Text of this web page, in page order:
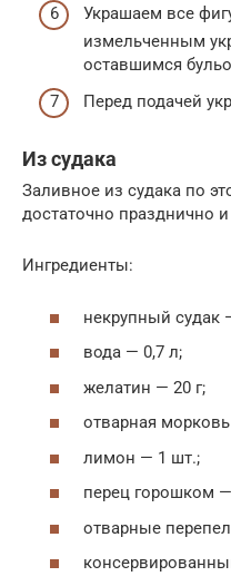
Украшаем все
измельченным
оставшимся
Перед подачей
Из судака
Заливное из судака по
достаточно празднично
Ингредиенты:
некрупный судак
вода — 0,7 л;
желатин — 20 г;
отварная
лимон — 1 шт.;
перец горошком
отварные